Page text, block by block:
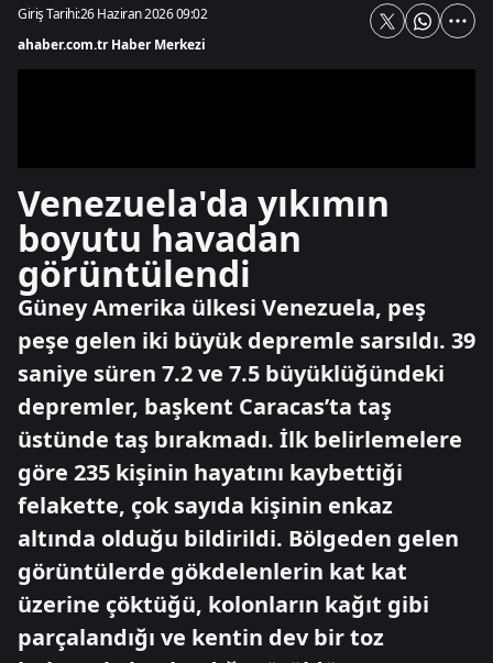
Giriş Tarihi:26 Haziran 2026 09:02
ahaber.com.tr Haber Merkezi
Venezuela'da yıkımın
boyutu havadan
görüntülendi
Güney Amerika ülkesi Venezuela, peş
peşe gelen iki büyük depremle sarsıldı. 39
saniye süren 7.2 ve 7.5 büyüklüğündeki
depremler, başkent Caracas’ta taş
üstünde taş bırakmadı. İlk belirlemelere
göre 235 kişinin hayatını kaybettiği
felakette, çok sayıda kişinin enkaz
altında olduğu bildirildi. Bölgeden gelen
görüntülerde gökdelenlerin kat kat
üzerine çöktüğü, kolonların kağıt gibi
parçalandığı ve kentin dev bir toz